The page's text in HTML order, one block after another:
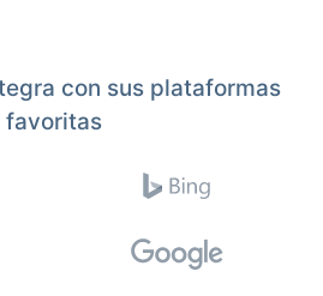
con sus plataformas
favoritas